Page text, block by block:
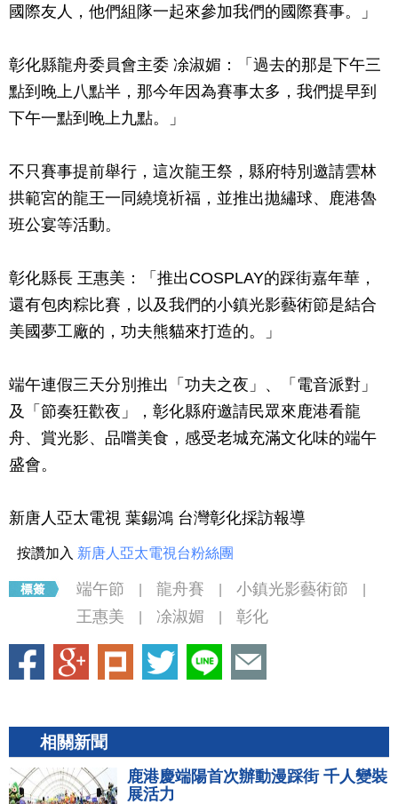
國際友人，他們組隊一起來參加我們的國際賽事。」
彰化縣龍舟委員會主委 凃淑媚：「過去的那是下午三
點到晚上八點半，那今年因為賽事太多，我們提早到
下午一點到晚上九點。」
不只賽事提前舉行，這次龍王祭，縣府特別邀請雲林
拱範宮的龍王一同繞境祈福，並推出拋繡球、鹿港魯
班公宴等活動。
彰化縣長 王惠美：「推出COSPLAY的踩街嘉年華，
還有包肉粽比賽，以及我們的小鎮光影藝術節是結合
美國夢工廠的，功夫熊貓來打造的。」
端午連假三天分別推出「功夫之夜」、「電音派對」
及「節奏狂歡夜」，彰化縣府邀請民眾來鹿港看龍
舟、賞光影、品嚐美食，感受老城充滿文化味的端午
盛會。
新唐人亞太電視 葉錫鴻 台灣彰化採訪報導
按讚加入 新唐人亞太電視台粉絲團
端午節 龍舟賽 小鎮光影藝術節
王惠美 凃淑媚 彰化
相關新聞
鹿港慶端陽首次辦動漫踩街 千人變裝
展活力